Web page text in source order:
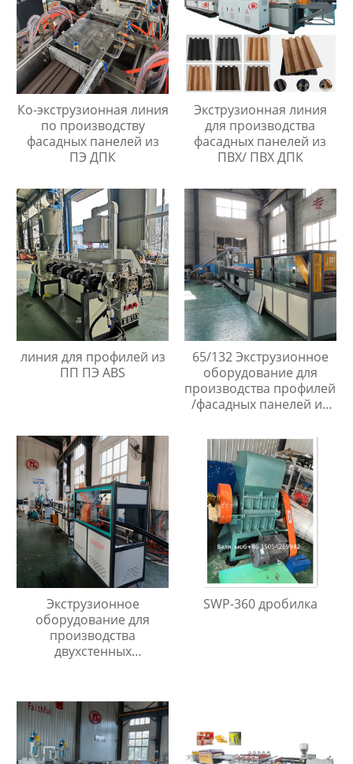
Ко-экструзионная линия
по производству
фасадных панелей из
ПЭ ДПК
Экструзионная линия
для производства
фасадных панелей из
ПВХ/ ПВХ ДПК
линия для профилей из
ПП ПЭ ABS
65/132 Экструзионное
оборудование для
производства профилей
/фасадных панелей из
Экструзионное
оборудование для
производства
двухстенных
110мм
SWP-360 дробилка